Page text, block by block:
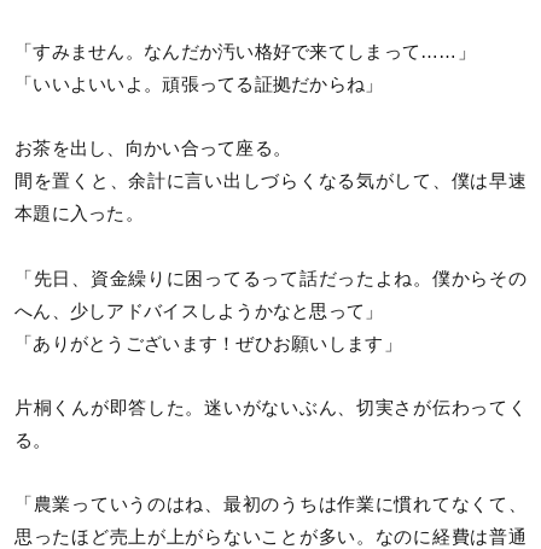
「すみません。なんだか汚い格好で来てしまって……」
「いいよいいよ。頑張ってる証拠だからね」
お茶を出し、向かい合って座る。
間を置くと、余計に言い出しづらくなる気がして、僕は早速
本題に入った。
「先日、資金繰りに困ってるって話だったよね。僕からその
へん、少しアドバイスしようかなと思って」
「ありがとうございます！ぜひお願いします」
片桐くんが即答した。迷いがないぶん、切実さが伝わってく
る。
「農業っていうのはね、最初のうちは作業に慣れてなくて、
思ったほど売上が上がらないことが多い。なのに経費は普通